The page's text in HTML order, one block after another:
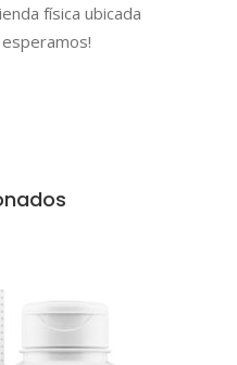
física ubicada
esperamos!